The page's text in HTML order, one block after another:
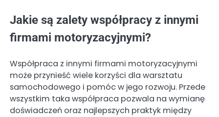
Jakie są zalety współpracy z innymi
firmami motoryzacyjnymi?
Współpraca z innymi firmami motoryzacyjnymi
może przynieść wiele korzyści dla warsztatu
samochodowego i pomóc w jego rozwoju. Przede
wszystkim taka współpraca pozwala na wymianę
doświadczeń oraz najlepszych praktyk między